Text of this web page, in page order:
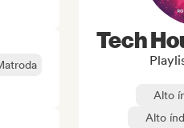
Tech
Alto
Alto